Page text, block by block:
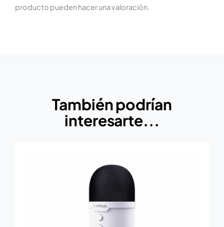
producto pueden hacer una valoración.
También podrían
interesarte...